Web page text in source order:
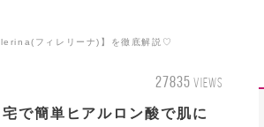
フィレリーナ)】を徹底解説♡
27835 VIEWS
で簡単ヒアルロン酸で肌に